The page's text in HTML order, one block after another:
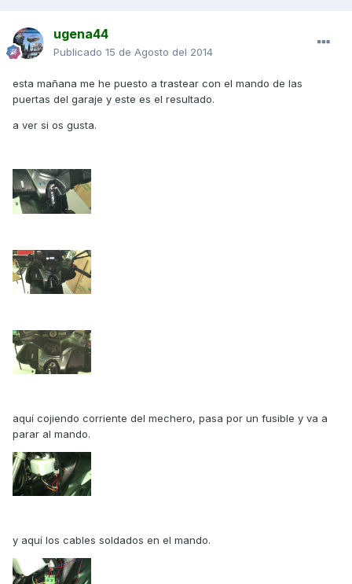
ugena44
Publicado 15 de Agosto del 2014
esta mañana me he puesto a trastear con el mando de las
puertas del garaje y este es el resultado.
a ver si os gusta.
aquí cojiendo corriente del mechero, pasa por un fusible y va a
parar al mando.
y aquí los cables soldados en el mando.